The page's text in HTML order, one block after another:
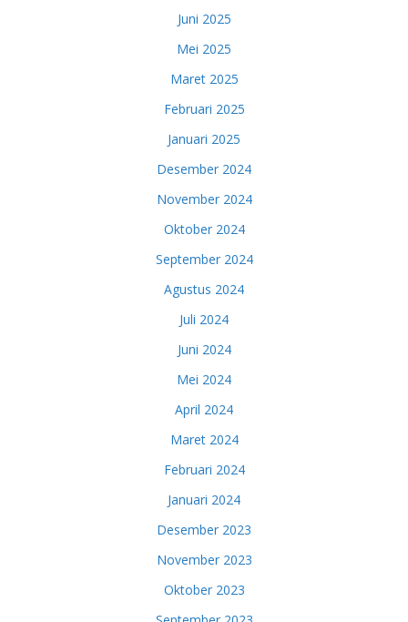
Juni 2025
Mei 2025
Maret 2025
Februari 2025
Januari 2025
Desember 2024
November 2024
Oktober 2024
September 2024
Agustus 2024
Juli 2024
Juni 2024
Mei 2024
April 2024
Maret 2024
Februari 2024
Januari 2024
Desember 2023
November 2023
Oktober 2023